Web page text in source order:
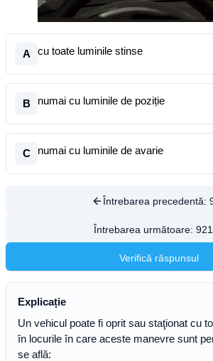
A cu toate luminile stinse
B numai cu luminile de poziție
C numai cu luminile de avarie
Întrebarea precedentă:
Întrebarea următoare: 921
Verifică răspunsul
Explicație
Un vehicul poate fi oprit sau staţionat cu
în locurile în care aceste manevre sunt
se află: